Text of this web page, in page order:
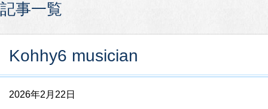
記事一覧
Kohhy6 musician
2026年2月22日